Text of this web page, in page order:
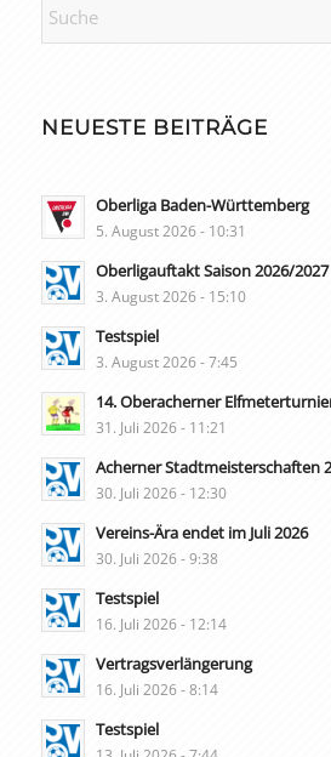
NEUESTE BEITRÄGE
Oberliga Baden-Württemberg
5. August 2026 - 10:31
Oberligauftakt Saison 2026/2027
3. August 2026 - 15:10
Testspiel
3. August 2026 - 7:45
14. Oberacherner
31. Juli 2026 - 11:21
Acherner Stadtmeisterschaften
30. Juli 2026 - 12:30
Vereins-Ära endet im Juli 2026
30. Juli 2026 - 9:38
Testspiel
16. Juli 2026 - 12:14
Vertragsverlängerung
16. Juli 2026 - 8:14
Testspiel